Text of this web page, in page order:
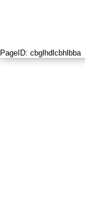
PageID: cbglhdlcbhlbba